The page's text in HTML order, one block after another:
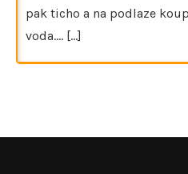
pak ticho a na podlaze
voda.… [...]